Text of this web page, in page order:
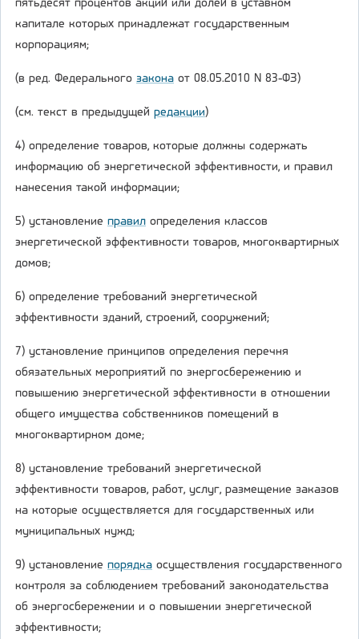
пятьдесят процентов акций или долей в уставном
капитале которых принадлежат государственным
корпорациям;
(в ред. Федерального закона от 08.05.2010 N 83-ФЗ)
(см. текст в предыдущей редакции)
4) определение товаров, которые должны содержать
информацию об энергетической эффективности, и правил
нанесения такой информации;
5) установление правил определения классов
энергетической эффективности товаров, многоквартирных
домов;
6) определение требований энергетической
эффективности зданий, строений, сооружений;
7) установление принципов определения перечня
обязательных мероприятий по энергосбережению и
повышению энергетической эффективности в отношении
общего имущества собственников помещений в
многоквартирном доме;
8) установление требований энергетической
эффективности товаров, работ, услуг, размещение заказов
на которые осуществляется для государственных или
муниципальных нужд;
9) установление порядка осуществления государственного
контроля за соблюдением требований законодательства
об энергосбережении и о повышении энергетической
эффективности;